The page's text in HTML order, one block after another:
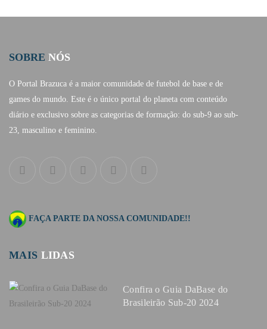
SOBRE NÓS
O Portal Brazuca é a maior comunidade de futebol de base e de
games do mundo. Este é o único portal do planeta com conteúdo
diário e exclusivo sobre as categorias de formação: do sub-9 ao sub-
23, masculino e feminino.
FAÇA PARTE DA NOSSA COMUNIDADE!!
MAIS LIDAS
Confira o Guia DaBase do
Brasileirão Sub-20 2024